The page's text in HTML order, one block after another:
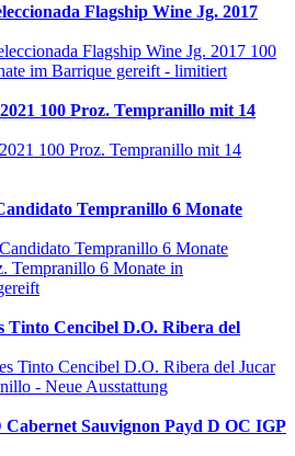
Flagship Wine Jg. 2017
100 Proz. Tempranillo mit 14
Tempranillo 6 Monate
Tinto Cencibel D.O. Ribera del
Sauvignon Payd D OC IGP